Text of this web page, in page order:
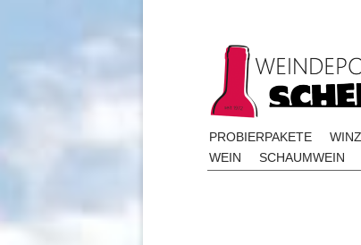
WEIN SCHAUMWEIN
PROBIERPAKETE